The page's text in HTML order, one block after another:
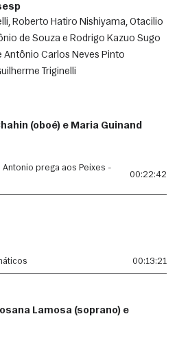
Roberto Hatiro Nishiyama, Otacilio
de Souza e Rodrigo Kazuo Sugo
Antônio Carlos Neves Pinto
Triginelli
(oboé) e Maria Guinand
prega aos Peixes -
00:22:42
00:13:21
Lamosa (soprano) e